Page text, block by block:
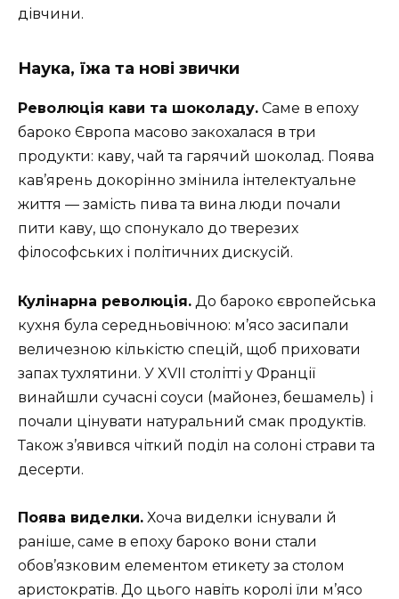
дівчини.
Наука, їжа та нові звички
Революція кави та шоколаду. Саме в епоху
бароко Європа масово закохалася в три
продукти: каву, чай та гарячий шоколад. Поява
кав’ярень докорінно змінила інтелектуальне
життя — замість пива та вина люди почали
пити каву, що спонукало до тверезих
філософських і політичних дискусій.
Кулінарна революція. До бароко європейська
кухня була середньовічною: м’ясо засипали
величезною кількістю спецій, щоб приховати
запах тухлятини. У XVII столітті у Франції
винайшли сучасні соуси (майонез, бешамель) і
почали цінувати натуральний смак продуктів.
Також з’явився чіткий поділ на солоні страви та
десерти.
Поява виделки. Хоча виделки існували й
раніше, саме в епоху бароко вони стали
обов’язковим елементом етикету за столом
аристократів. До цього навіть королі їли м’ясо